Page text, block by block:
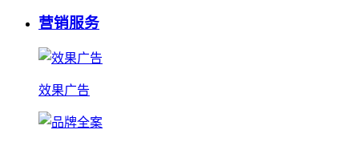
营销服务
效果广告